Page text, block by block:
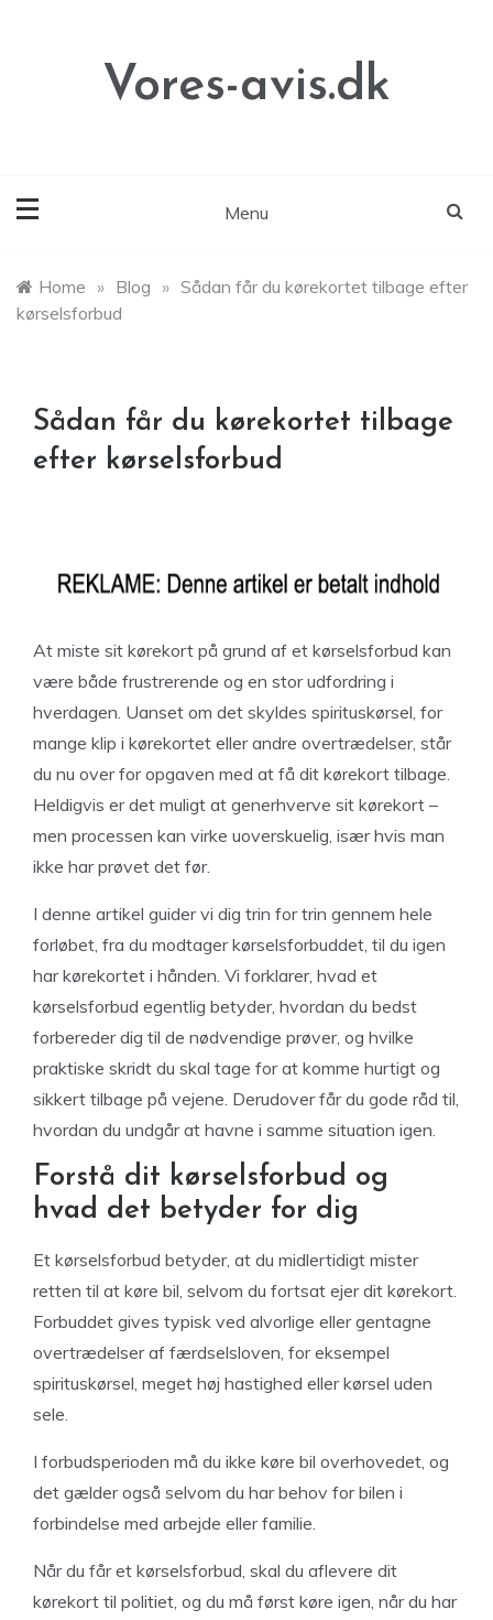
Vores-avis.dk
Menu
Home » Blog » Sådan får du kørekortet tilbage efter
kørselsforbud
Sådan får du kørekortet tilbage
efter kørselsforbud
At miste sit kørekort på grund af et kørselsforbud kan
være både frustrerende og en stor udfordring i
hverdagen. Uanset om det skyldes spirituskørsel, for
mange klip i kørekortet eller andre overtrædelser, står
du nu over for opgaven med at få dit kørekort tilbage.
Heldigvis er det muligt at generhverve sit kørekort –
men processen kan virke uoverskuelig, især hvis man
ikke har prøvet det før.
I denne artikel guider vi dig trin for trin gennem hele
forløbet, fra du modtager kørselsforbuddet, til du igen
har kørekortet i hånden. Vi forklarer, hvad et
kørselsforbud egentlig betyder, hvordan du bedst
forbereder dig til de nødvendige prøver, og hvilke
praktiske skridt du skal tage for at komme hurtigt og
sikkert tilbage på vejene. Derudover får du gode råd til,
hvordan du undgår at havne i samme situation igen.
Forstå dit kørselsforbud og
hvad det betyder for dig
Et kørselsforbud betyder, at du midlertidigt mister
retten til at køre bil, selvom du fortsat ejer dit kørekort.
Forbuddet gives typisk ved alvorlige eller gentagne
overtrædelser af færdselsloven, for eksempel
spirituskørsel, meget høj hastighed eller kørsel uden
sele.
I forbudsperioden må du ikke køre bil overhovedet, og
det gælder også selvom du har behov for bilen i
forbindelse med arbejde eller familie.
Når du får et kørselsforbud, skal du aflevere dit
kørekort til politiet, og du må først køre igen, når du har